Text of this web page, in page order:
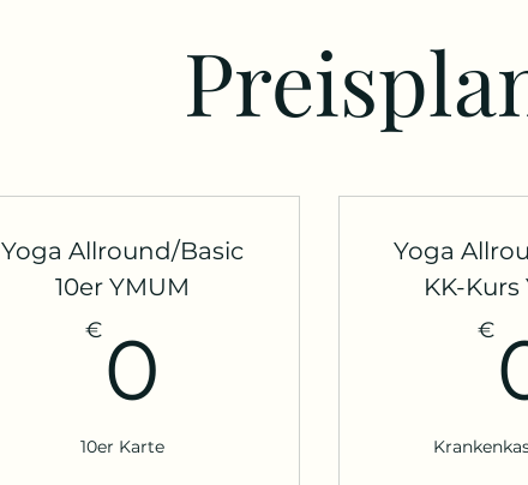
Yoga Allround/Basic
10er YMUM
€ 0
10er Karte
Yoga
KK-Kurs
€